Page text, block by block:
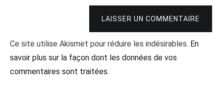
LAISSER UN COMMENTAIRE
Ce site utilise Akismet pour réduire les indésirables. En
savoir plus sur la façon dont les données de vos
commentaires sont traitées.